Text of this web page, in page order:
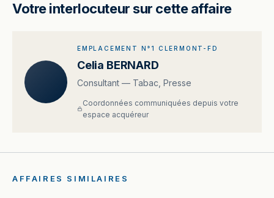
Votre interlocuteur sur cette affaire
EMPLACEMENT N°1 CLERMONT-FD
Celia BERNARD
Consultant — Tabac, Presse
Coordonnées communiquées depuis votre
espace acquéreur
AFFAIRES SIMILAIRES